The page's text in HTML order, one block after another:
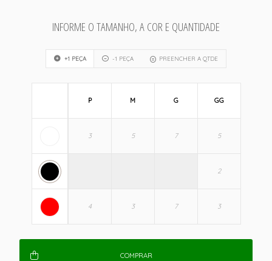
INFORME O TAMANHO, A COR E QUANTIDADE
+1 PEÇA -1 PEÇA PREENCHER A QTDE
P M G GG
COMPRAR